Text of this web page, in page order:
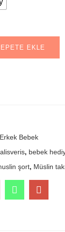
EKLE
Erkek Bebek
, bebek
şort, Müslin